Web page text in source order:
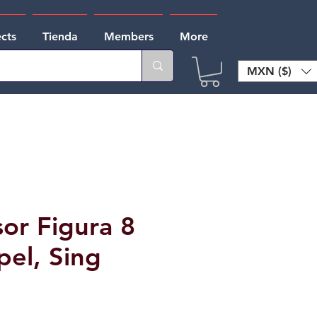
Tienda Members More
MXN ($)
Figura 8
Sing